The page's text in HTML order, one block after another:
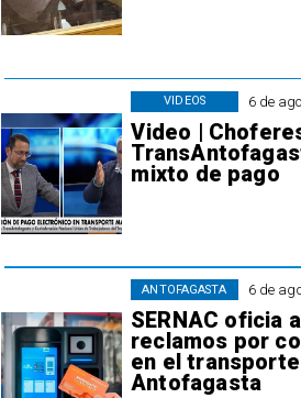
6 de
Video |
mixto de pago
VIDEOS
6 de
SERNAC oficia
reclamos por
en el
Antofagasta
ANTOFAGASTA